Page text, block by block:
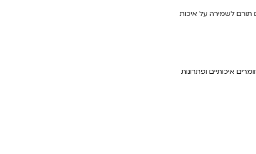
תורם לשמירה על איכות
איכותיים ופתרונות